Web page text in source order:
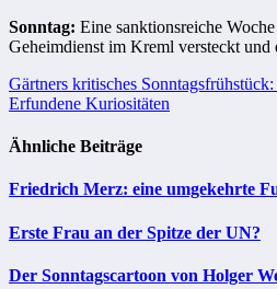
Sonntag: Eine sanktionsreiche
Geheimdienst im Kreml versteckt
Beitragsnavigation
Gärtners kritisches
Erfundene Kuriositäten
Ähnliche Beiträge
Friedrich Merz: eine umgekehrte
Erste Frau an der Spitze der UN?
Der Sonntagscartoon von Holger